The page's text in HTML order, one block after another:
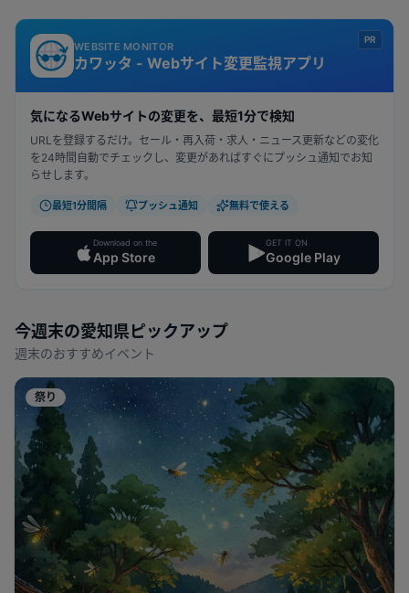
PR
WEBSITE MONITOR
カワッタ - Webサイト変更監視アプリ
気になるWebサイトの変更を、最短1分で検知
URLを登録するだけ。セール・再入荷・求人・ニュース更新などの変化
を24時間自動でチェックし、変更があればすぐにプッシュ通知でお知
らせします。
最短1分間隔 プッシュ通知 無料で使える
Download on the
App Store
GET IT ON
Google Play
今週末の愛知県 ピックアップ
週末のおすすめイベント
祭り